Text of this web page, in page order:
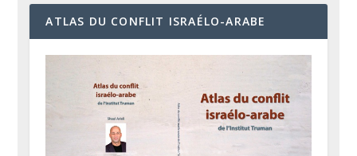
ATLAS DU CONFLIT ISRAÉLO-ARABE